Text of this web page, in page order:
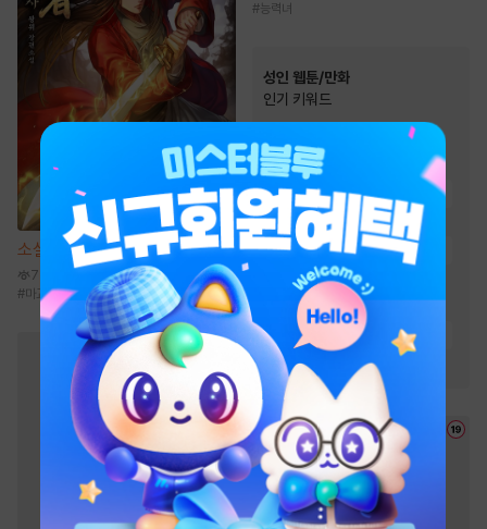
소설 선자
7만
#마교 #선협물 #성장물 #신무협
#능력녀
성인 웹툰/만화
인기 키워드
#후방주의
#능글남 #능욕 #
오피스물
# 여성인기 # 모럴리스
#짝사랑 #동거 #계약관계
유혹 #삼각관계
연애/결혼 #다정남
#
원나잇 절륜남 #직진남
#고수위